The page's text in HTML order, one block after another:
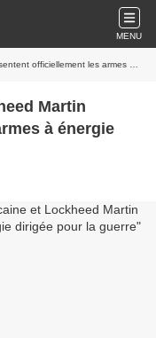
MENU
les armes à énergie dirigée pour la guerre
Martin
à énergie